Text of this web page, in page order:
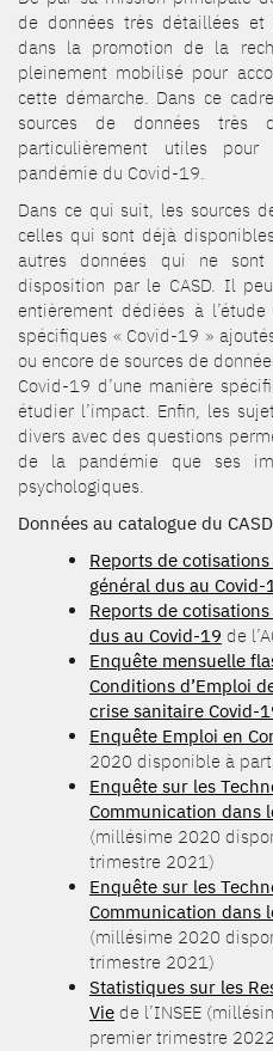
de données très détaillées et
dans la promotion de la
pleinement mobilisé pour
cette démarche. Dans ce
sources de données très
particulièrement utiles
pandémie du Covid-19.
Dans ce qui suit, les sources
celles qui sont déjà
autres données qui ne
disposition par le CASD. Il
entièrement dédiées à
spécifiques « Covid-19 »
ou encore de sources de
Covid-19 d’une manière
étudier l’impact. Enfin, les
divers avec des questions
de la pandémie que ses
psychologiques.
Données au catalogue du
Reports de
général dus au Covid-
Reports de
dus au Covid-19 de
Enquête mensuelle
Conditions d’Emploi
crise sanitaire Covid-
Enquête Emploi en
2020 disponible à
Enquête sur les
Communication dans
(millésime 2020
trimestre 2021)
Enquête sur les
Communication dans
(millésime 2020
trimestre 2021)
Statistiques sur les
Viede l’INSEE
premier trimestre